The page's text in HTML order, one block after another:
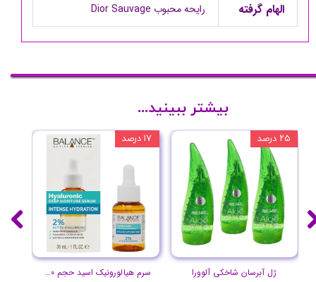
الهام گرفته رایحه محبوب Dior Sauvage
سرم هیالورونیک اسید حجم 30 میلی لیتر
۱۷ درصد
ژل آبرسان شاخکی آلوورا
۲۵ درصد
بیشتر ببینید...